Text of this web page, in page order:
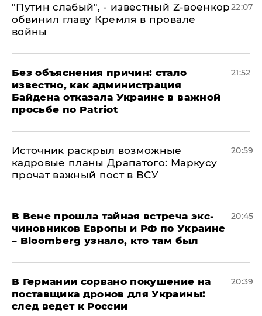
​"Путин слабый", - известный Z-военкор
обвинил главу Кремля в провале
войны
22:07
Без объяснения причин: стало
известно, как администрация
Байдена отказала Украине в важной
просьбе по Patriot
21:52
​Источник раскрыл возможные
кадровые планы Драпатого: Маркусу
прочат важный пост в ВСУ
20:59
В Вене прошла тайная встреча экс-
чиновников Европы и РФ по Украине
– Bloomberg узнало, кто там был
20:45
​В Германии сорвано покушение на
поставщика дронов для Украины:
след ведет к России
20:39